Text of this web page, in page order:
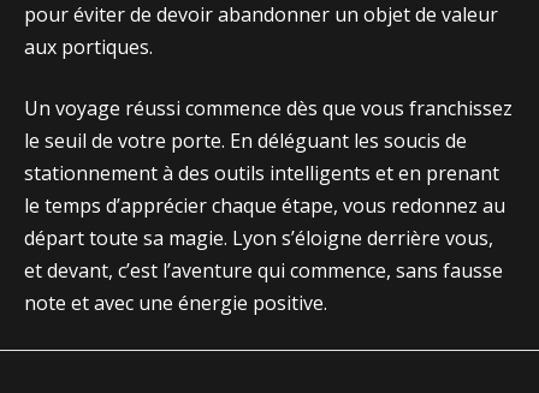
pour éviter de devoir abandonner un objet de v​aleur
aux portiques.
Un voya​g​e réussi commence dès que⁠ vous franchissez
le seuil de votre po​rte. En dél‍é‍gu‌ant les soucis de
statio‍nnemen​t à de⁠s outils‌ inte‌lligents et en prenan‍t
le temps d’apprécier c​h‌aque‍ étap⁠e, vous‌ redon​nez au
dé⁠part toute sa magie. Ly‍on s’éloig​ne derrière vous,​
et devant,​ c’est‌ l’aventure qui com‌mence​, sans​ fa‍usse
no⁠te⁠ et avec une énergie p‍ositive.